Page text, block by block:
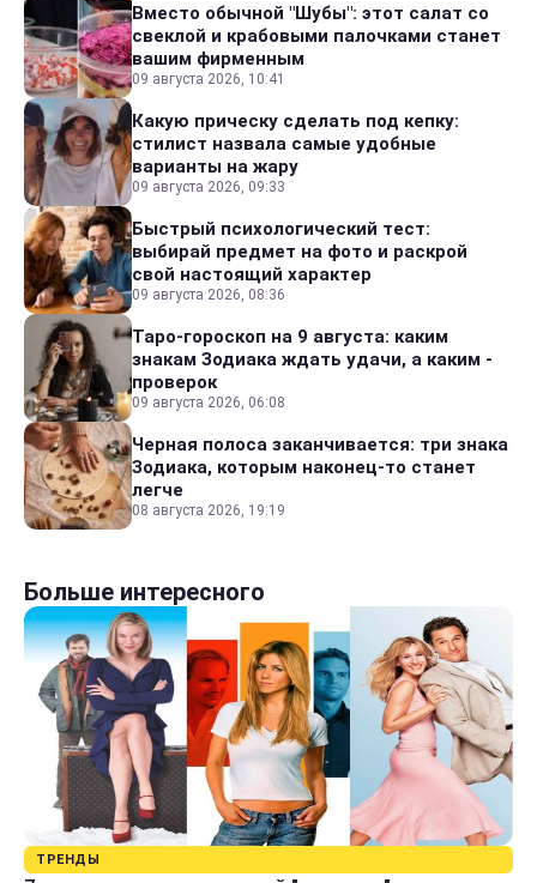
Вместо обычной "Шубы": этот салат со
свеклой и крабовыми палочками станет
вашим фирменным
09 августа 2026, 10:41
Какую прическу сделать под кепку:
стилист назвала самые удобные
варианты на жару
09 августа 2026, 09:33
Быстрый психологический тест:
выбирай предмет на фото и раскрой
свой настоящий характер
09 августа 2026, 08:36
Таро-гороскоп на 9 августа: каким
знакам Зодиака ждать удачи, а каким -
проверок
09 августа 2026, 06:08
Черная полоса заканчивается: три знака
Зодиака, которым наконец-то станет
легче
08 августа 2026, 19:19
Больше интересного
ТРЕНДЫ